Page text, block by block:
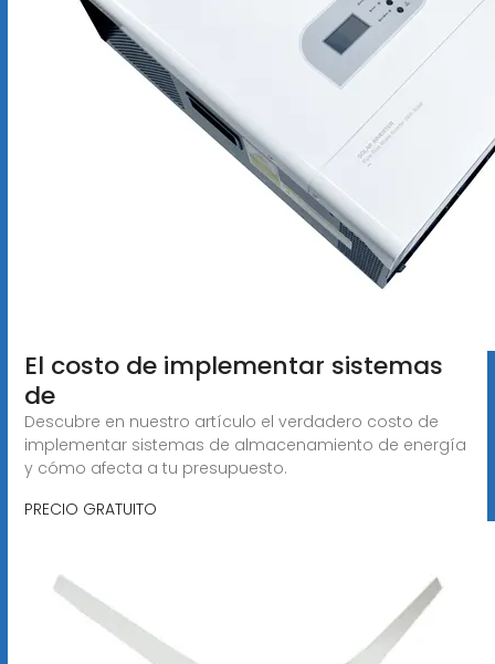
El costo de implementar sistemas
de
Descubre en nuestro artículo el verdadero costo de
implementar sistemas de almacenamiento de energía
y cómo afecta a tu presupuesto.
PRECIO GRATUITO